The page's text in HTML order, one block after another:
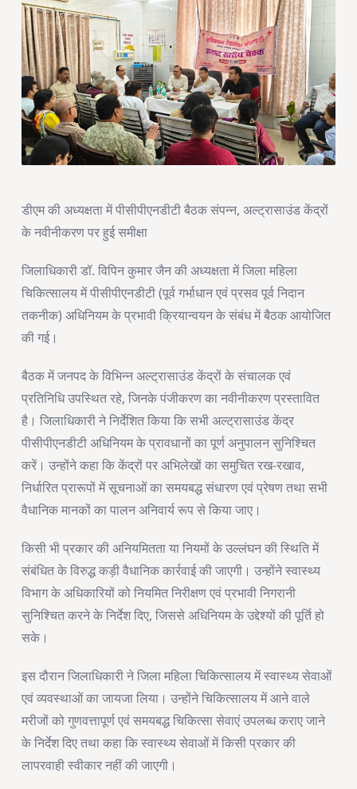
डीएम की अध्यक्षता में पीसीपीएनडीटी बैठक संपन्न, अल्ट्रासाउंड केंद्रों
के नवीनीकरण पर हुई समीक्षा
जिलाधिकारी डॉ. विपिन कुमार जैन की अध्यक्षता में जिला महिला
चिकित्सालय में पीसीपीएनडीटी (पूर्व गर्भाधान एवं प्रसव पूर्व निदान
तकनीक) अधिनियम के प्रभावी क्रियान्वयन के संबंध में बैठक आयोजित
की गई।
बैठक में जनपद के विभिन्न अल्ट्रासाउंड केंद्रों के संचालक एवं
प्रतिनिधि उपस्थित रहे, जिनके पंजीकरण का नवीनीकरण प्रस्तावित
है। जिलाधिकारी ने निर्देशित किया कि सभी अल्ट्रासाउंड केंद्र
पीसीपीएनडीटी अधिनियम के प्रावधानों का पूर्ण अनुपालन सुनिश्चित
करें। उन्होंने कहा कि केंद्रों पर अभिलेखों का समुचित रख-रखाव,
निर्धारित प्रारूपों में सूचनाओं का समयबद्ध संधारण एवं प्रेषण तथा सभी
वैधानिक मानकों का पालन अनिवार्य रूप से किया जाए।
किसी भी प्रकार की अनियमितता या नियमों के उल्लंघन की स्थिति में
संबंधित के विरुद्ध कड़ी वैधानिक कार्रवाई की जाएगी। उन्होंने स्वास्थ्य
विभाग के अधिकारियों को नियमित निरीक्षण एवं प्रभावी निगरानी
सुनिश्चित करने के निर्देश दिए, जिससे अधिनियम के उद्देश्यों की पूर्ति हो
सके।
इस दौरान जिलाधिकारी ने जिला महिला चिकित्सालय में स्वास्थ्य सेवाओं
एवं व्यवस्थाओं का जायजा लिया। उन्होंने चिकित्सालय में आने वाले
मरीजों को गुणवत्तापूर्ण एवं समयबद्ध चिकित्सा सेवाएं उपलब्ध कराए जाने
के निर्देश दिए तथा कहा कि स्वास्थ्य सेवाओं में किसी प्रकार की
लापरवाही स्वीकार नहीं की जाएगी।